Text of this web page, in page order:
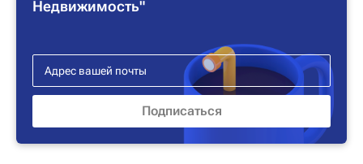
Недвижимость"